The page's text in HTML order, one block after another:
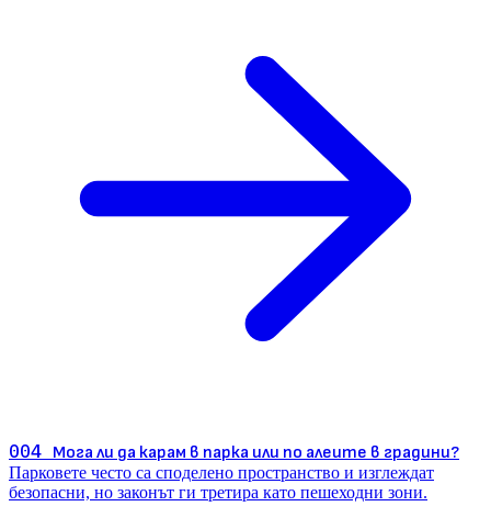
004 Мога ли да карам в парка или по алеите в градини?
Парковете често са споделено пространство и изглеждат
безопасни, но законът ги третира като пешеходни зони.